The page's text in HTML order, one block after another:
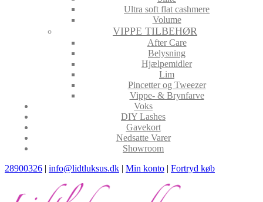
Ultra soft flat cashmere
Volume
VIPPE TILBEHØR
After Care
Belysning
Hjælpemidler
Lim
Pincetter og Tweezer
Vippe- & Brynfarve
Voks
DIY Lashes
Gavekort
Nedsatte Varer
Showroom
28900326 | info@lidtluksus.dk | Min konto | Fortryd køb